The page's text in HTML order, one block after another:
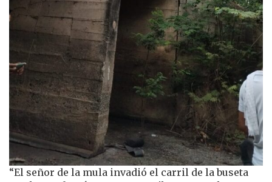
“El señor de la mula invadió el carril de la buseta